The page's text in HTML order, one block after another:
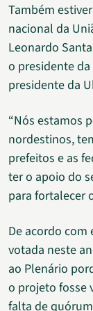
Também
nacional da
Leonardo
o presidente da
presidente da
“Nós estamos
nordestinos,
prefeitos e as
ter o apoio do
para fortalecer
De acordo com
votada neste
ao Plenário
o projeto fosse
falta de